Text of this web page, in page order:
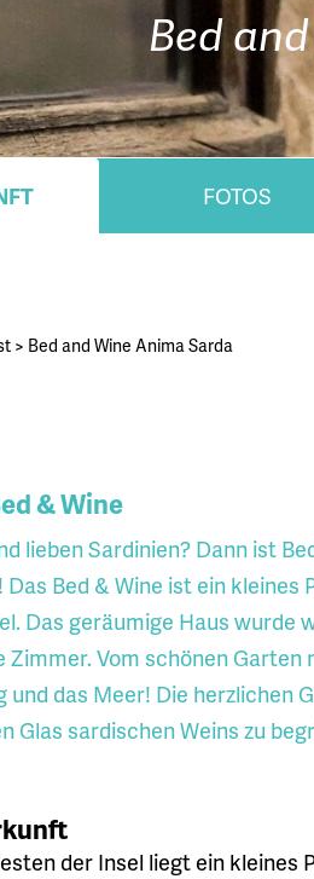
Bed
FOTOS
> Bed and Wine Anima Sarda
& Wine
lieben Sardinien? Dann ist
Bed & Wine ist ein
Das geräumige Haus
Vom schönen
und das Meer! Die herzlichen
Glas sardischen Weins zu
der Insel liegt ein kleines